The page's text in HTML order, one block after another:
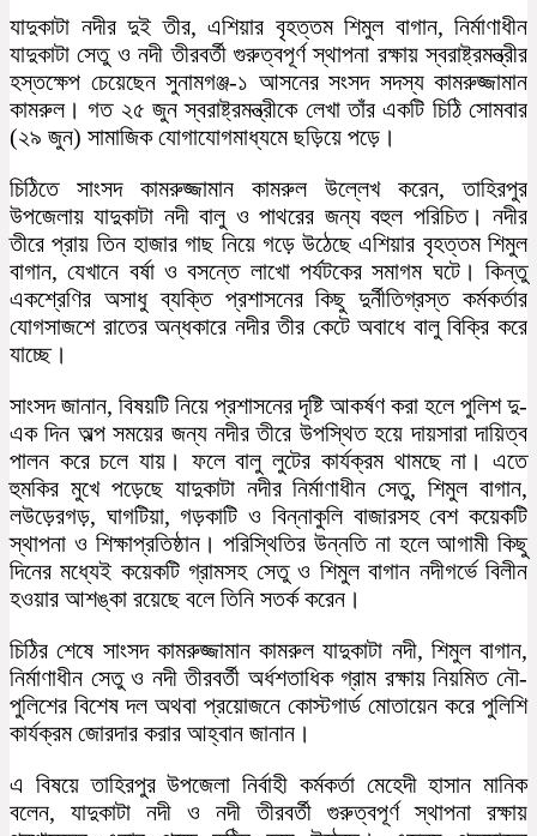
যাদুকাটা নদীর দুই তীর, এশিয়ার বৃহত্তম শিমুল বাগান, নির্মাণাধীন
যাদুকাটা সেতু ও নদী তীরবর্তী গুরুত্বপূর্ণ স্থাপনা রক্ষায় স্বরাষ্ট্রমন্ত্রীর
হস্তক্ষেপ চেয়েছেন সুনামগঞ্জ-১ আসনের সংসদ সদস্য কামরুজ্জামান
কামরুল। গত ২৫ জুন স্বরাষ্ট্রমন্ত্রীকে লেখা তাঁর একটি চিঠি সোমবার
(২৯ জুন) সামাজিক যোগাযোগমাধ্যমে ছড়িয়ে পড়ে।
চিঠিতে সাংসদ কামরুজ্জামান কামরুল উল্লেখ করেন, তাহিরপুর
উপজেলায় যাদুকাটা নদী বালু ও পাথরের জন্য বহুল পরিচিত। নদীর
তীরে প্রায় তিন হাজার গাছ নিয়ে গড়ে উঠেছে এশিয়ার বৃহত্তম শিমুল
বাগান, যেখানে বর্ষা ও বসন্তে লাখো পর্যটকের সমাগম ঘটে। কিন্তু
একশ্রেণির অসাধু ব্যক্তি প্রশাসনের কিছু দুর্নীতিগ্রস্ত কর্মকর্তার
যোগসাজশে রাতের অন্ধকারে নদীর তীর কেটে অবাধে বালু বিক্রি করে
যাচ্ছে।
সাংসদ জানান, বিষয়টি নিয়ে প্রশাসনের দৃষ্টি আকর্ষণ করা হলে পুলিশ দু-
এক দিন অল্প সময়ের জন্য নদীর তীরে উপস্থিত হয়ে দায়সারা দায়িত্ব
পালন করে চলে যায়। ফলে বালু লুটের কার্যক্রম থামছে না। এতে
হুমকির মুখে পড়েছে যাদুকাটা নদীর নির্মাণাধীন সেতু, শিমুল বাগান,
লউড়েরগড়, ঘাগটিয়া, গড়কাটি ও বিন্নাকুলি বাজারসহ বেশ কয়েকটি
স্থাপনা ও শিক্ষাপ্রতিষ্ঠান। পরিস্থিতির উন্নতি না হলে আগামী কিছু
দিনের মধ্যেই কয়েকটি গ্রামসহ সেতু ও শিমুল বাগান নদীগর্ভে বিলীন
হওয়ার আশঙ্কা রয়েছে বলে তিনি সতর্ক করেন।
চিঠির শেষে সাংসদ কামরুজ্জামান কামরুল যাদুকাটা নদী, শিমুল বাগান,
নির্মাণাধীন সেতু ও নদী তীরবর্তী অর্ধশতাধিক গ্রাম রক্ষায় নিয়মিত নৌ-
পুলিশের বিশেষ দল অথবা প্রয়োজনে কোস্টগার্ড মোতায়েন করে পুলিশি
কার্যক্রম জোরদার করার আহ্বান জানান।
এ বিষয়ে তাহিরপুর উপজেলা নির্বাহী কর্মকর্তা মেহেদী হাসান মানিক
বলেন, যাদুকাটা নদী ও নদী তীরবর্তী গুরুত্বপূর্ণ স্থাপনা রক্ষায়